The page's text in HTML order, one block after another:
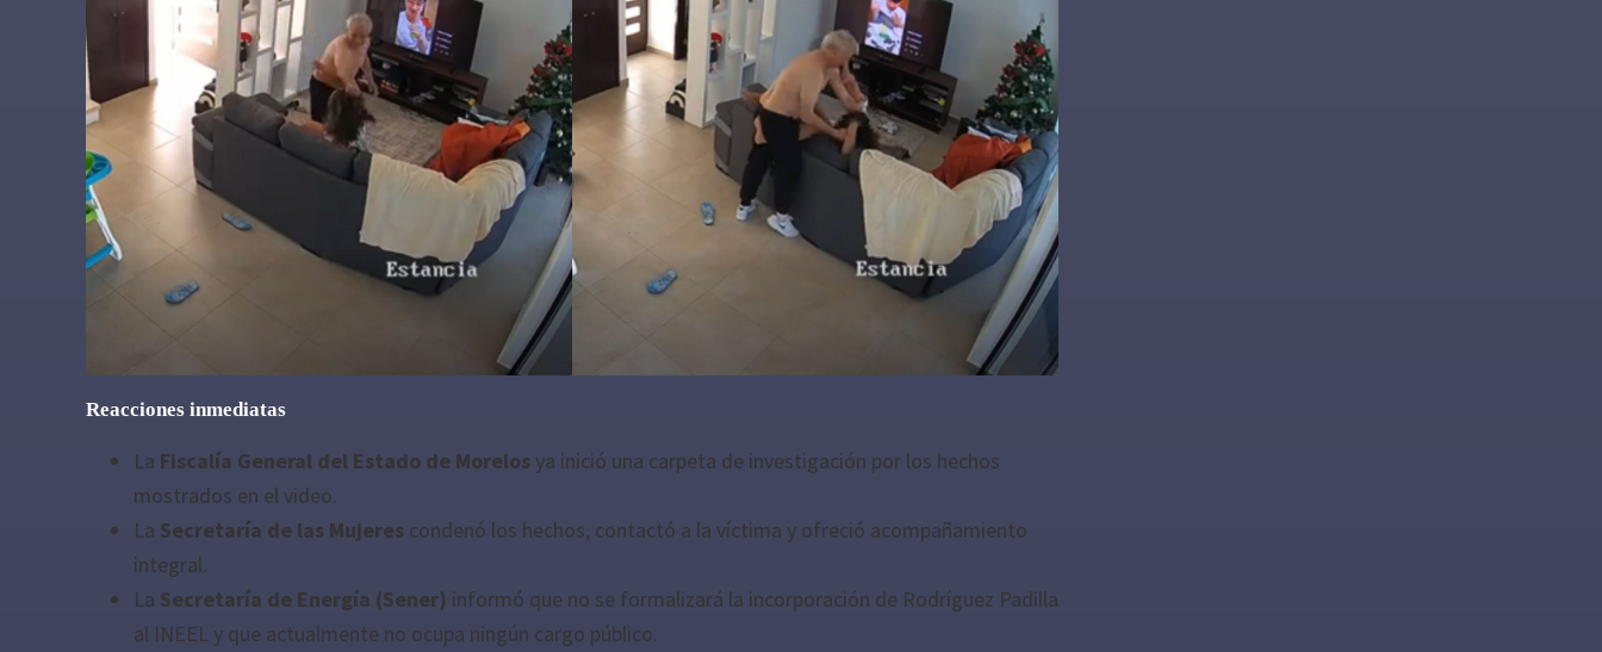
Reacciones inmediatas
La Fiscalía General del Estado de Morelosya inició una carpeta de investigación por los hechos
mostrados en el video.
La Secretaría de las Mujeres condenó los hechos, contactó a la víctima y ofreció acompañamiento
integral.
La Secretaría de Energía (Sener) informó que no se formalizará la incorporación de Rodríguez Padilla
al INEEL y que actualmente no ocupa ningún cargo público.